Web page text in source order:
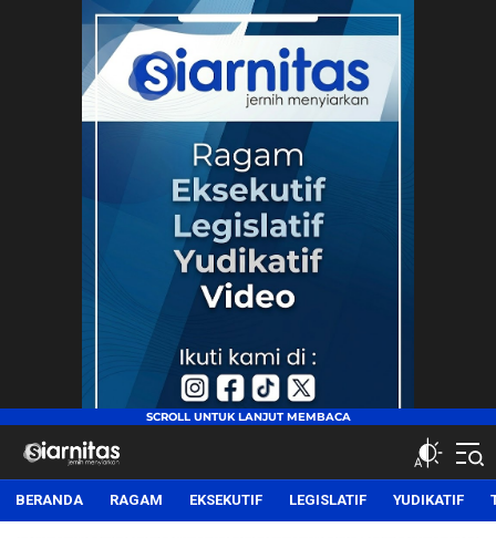
siarnitas
Jernih Menyiarkan
BERANDA RAGAM EKSEKUTIF LEGISLATIF YUDIKATIF